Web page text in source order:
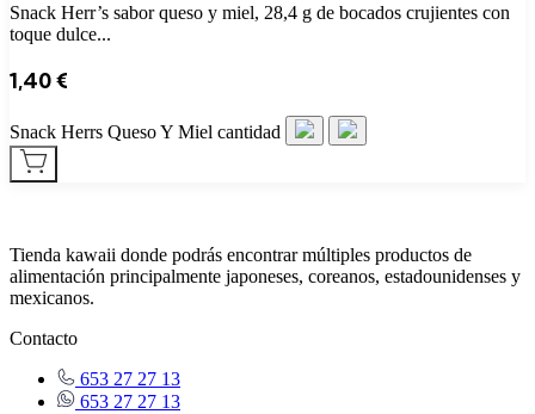
Snack Herr’s sabor queso y miel, 28,4 g de bocados crujientes con
toque dulce...
1,40€
Snack Herrs Queso Y Miel cantidad
Tienda kawaii donde podrás encontrar múltiples productos de
alimentación principalmente japoneses, coreanos, estadounidenses y
mexicanos.
Contacto
653 27 27 13
653 27 27 13